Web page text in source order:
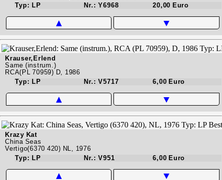
Typ: LP
Nr.: Y6968 20,00 Euro
▲ ▼
Krauser,Erlend
Same (instrum.)
RCA(PL 70959) D, 1986
Typ: LP
Nr.: V5717 6,00 Euro
▲ ▼
Krazy Kat
China Seas
Vertigo(6370 420) NL, 1976
Typ: LP
Nr.: V951 6,00 Euro
▲ ▼